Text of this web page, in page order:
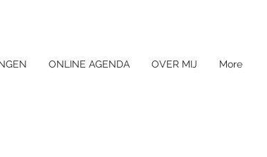
ONLINE AGENDA OVER MIJ More